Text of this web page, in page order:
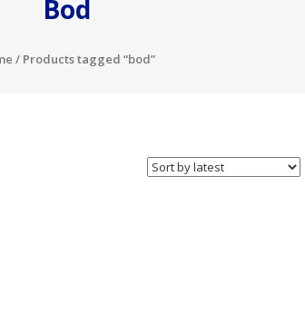
Bod
/ Products tagged “bod”